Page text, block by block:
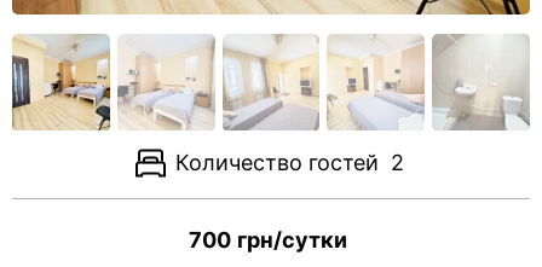
Количество гостей 2
700 грн/сутки